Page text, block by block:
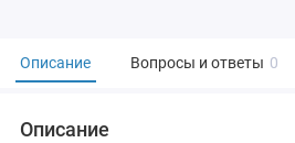
Описание Вопросы и ответы 0
Описание